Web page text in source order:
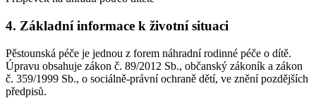
4. Základní informace k životní situaci
Pěstounská péče je jednou z forem náhradní rodinné péče o dítě.
Úpravu obsahuje zákon č. 89/2012 Sb., občanský zákoník a zákon
č. 359/1999 Sb., o sociálně-právní ochraně dětí, ve znění pozdějších
předpisů.